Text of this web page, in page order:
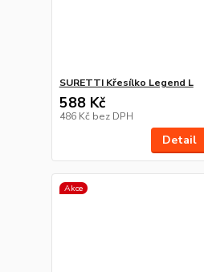
SURETTI Křesílko Legend L
588 Kč
486 Kč bez DPH
Detail
Akce